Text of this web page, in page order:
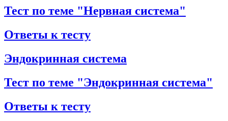
Тест по теме "Нервная система"
Ответы к тесту
Эндокринная система
Тест по теме "Эндокринная система"
Ответы к тесту